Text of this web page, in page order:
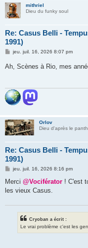
mithriel
Dieu du funky soul
Re: Casus Belli -
1991)
M
s
jeu. juil. 16, 2026 8:07 pm
Ah, Scènes à Rio, mes
Orlov
Dieu d'après le
Re: Casus Belli -
1991)
M
s
a
jeu. juil. 16, 2026 8:16 pm
Merci @Vociférator ! C'est
les vieux Casus.
Cryoban a écrit :
Le vrai problème c'est les